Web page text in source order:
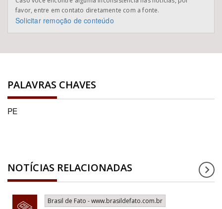
favor, entre em contato diretamente com a fonte.
Solicitar remoção de conteúdo
PALAVRAS CHAVES
PE
NOTÍCIAS RELACIONADAS
Brasil de Fato - www.brasildefato.com.br